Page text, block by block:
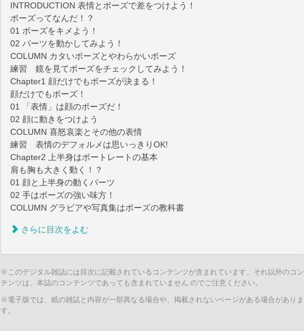
INTRODUCTION 表情とポーズで差をつけよう！
ポーズってなんだ！？
01 ポーズをキメよう！
02 パーツを動かしてみよう！
COLUMN カタいポーズとやわらかいポーズ
練習 鏡を見てポーズをチェックしてみよう！
Chapter1 顔だけでもポーズが決まる！
顔だけでもポーズ！
01 「表情」は顔のポーズだ！
02 顔に動きをつけよう
COLUMN 喜怒哀楽とその他の表情
練習 表情のデフォルメは思いっきりOK!
Chapter2 上半身はポートレートの基本
肩も胸も大きく動く！？
01 顔と上半身の動くパーツ
02 手はポーズの強い味方！
COLUMN グラビアや写真集はポーズの教科書
さらに目次をよむ
※このデジタル雑誌には目次に記載されているコンテンツが含まれています。それ以外のコン
テンツは、本誌のコンテンツであっても含まれていません のでご注意ください。
※電子版では、紙の雑誌と内容が一部異なる場合や、掲載されないページがある場合がありま
す。